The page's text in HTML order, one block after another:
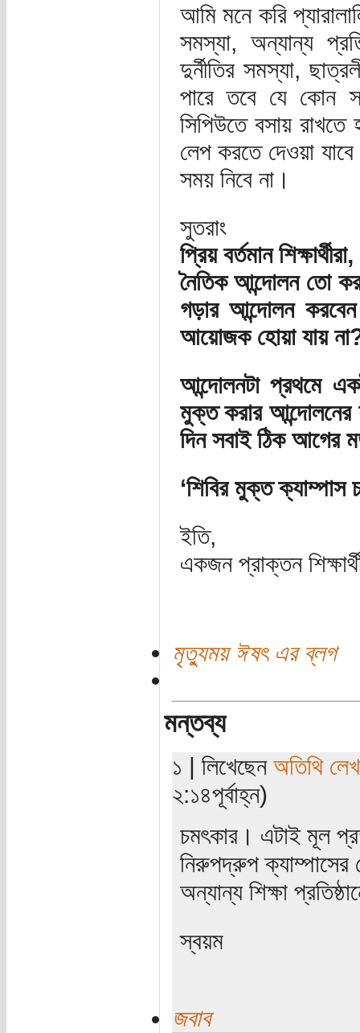
আমি মনে করি
সমস্যা, অন্যান্য
দুর্নীতির সমস্যা,
পারে তবে যে কোন
সিপিউতে বসায়
লেপ করতে দেওয়া
সময় নিবে না।
সুতরাং
প্রিয় বর্তমান শিক্ষার্থীরা,
নৈতিক আন্দোলন তো
গড়ার আন্দোলন
আয়োজক হোয়া যায়
আন্দোলনটা প্রথমে
মুক্ত করার আন্দোলনের
দিন সবাই ঠিক আগের
‘শিবির মুক্ত
ইতি,
একজন প্রাক্তন
মৃত্যুময় ঈষৎ এর ব্লগ
মন্তব্য
১ | লিখেছেন অতিথি
২:১৪পূর্বাহ্ন)
চমৎকার। এটাই মূল
নিরুপদ্রুপ ক্যাম্পাসের
অন্যান্য শিক্ষা
স্বয়ম
জবাব